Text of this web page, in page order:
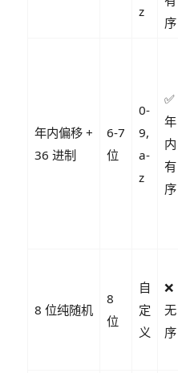
z
序
年内偏移 +
36 进制
6-7
位
0-
9,
a-
z
✅
年
内
有
序
8 位纯随机
8
位
自
定
义
❌
无
序